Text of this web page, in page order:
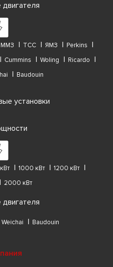
ММЗ ТСС ЯМЗ
Perkins
Cummins Woling
Ricardo
Baudouin
установки
1000 кВт
1200 кВт
2000 кВт
Weichai Baudouin